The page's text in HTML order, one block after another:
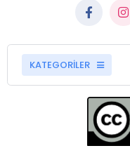
KATEGORİLER